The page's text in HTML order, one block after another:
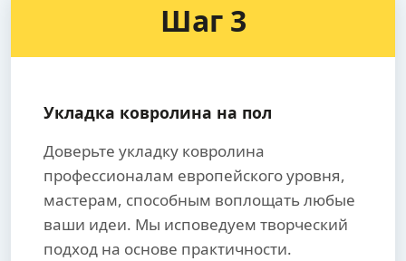
Шаг 3
Укладка ковролина на пол
Доверьте укладку ковролина
профессионалам европейского уровня,
мастерам, способным воплощать любые
ваши идеи. Мы исповедуем творческий
подход на основе практичности.